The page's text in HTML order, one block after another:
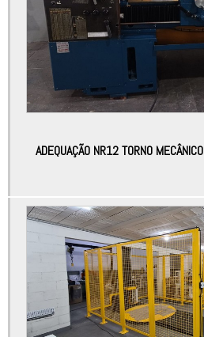
Análise de risco prensa hidráulica
Análise de risco projeto
Análise preliminar de risco nr12
Apreciação de riscos
Apreciação de riscos hrn
Atuadores automação
Atuadores automação industrial
Automação controladores
Automação de máquinas
Automação de máquinas e equipamentos
ADEQUAÇÃO NR12 TORNO MECÂNICO